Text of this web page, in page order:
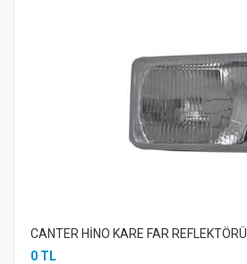
CANTER HİNO KARE FAR REFLEKTÖRÜ
0 TL